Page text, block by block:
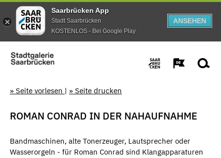
Saarbrücken App
Stadt Saarbrücken
KOSTENLOS - Bei Google Play
ANSEHEN
» Seite vorlesen | » Seite drucken
ROMAN CONRAD IN DER NAHAUFNAHME
Bandmaschinen, alte Tonerzeuger, Lautsprecher oder
Wasserorgeln - für Roman Conrad sind Klangapparaturen